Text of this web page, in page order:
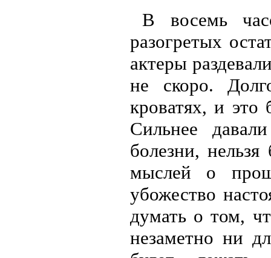
В восемь
разогретых
актеры
не скоро.
кроватях, и это
Сильнее
болезни,
мыслей о
убожество
думать о том,
незаметно ни